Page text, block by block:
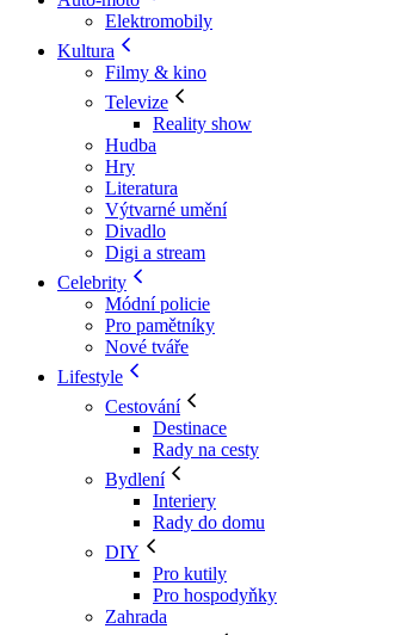
Elektromobily
Kultura
Filmy & kino
Televize
Reality show
Hudba
Hry
Literatura
Výtvarné umění
Divadlo
Digi a stream
Celebrity
Módní policie
Pro pamětníky
Nové tváře
Lifestyle
Cestování
Destinace
Rady na cesty
Bydlení
Interiery
Rady do domu
DIY
Pro kutily
Pro hospodyňky
Zahrada